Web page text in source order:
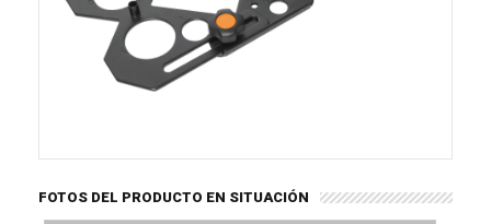
FOTOS DEL PRODUCTO EN SITUACIÓN